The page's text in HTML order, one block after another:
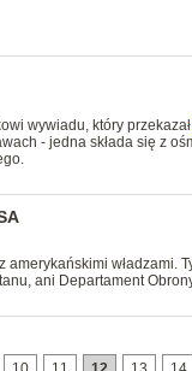
wywiadu, który przekazał
- jedna składa się z
władzami.
ani Departament